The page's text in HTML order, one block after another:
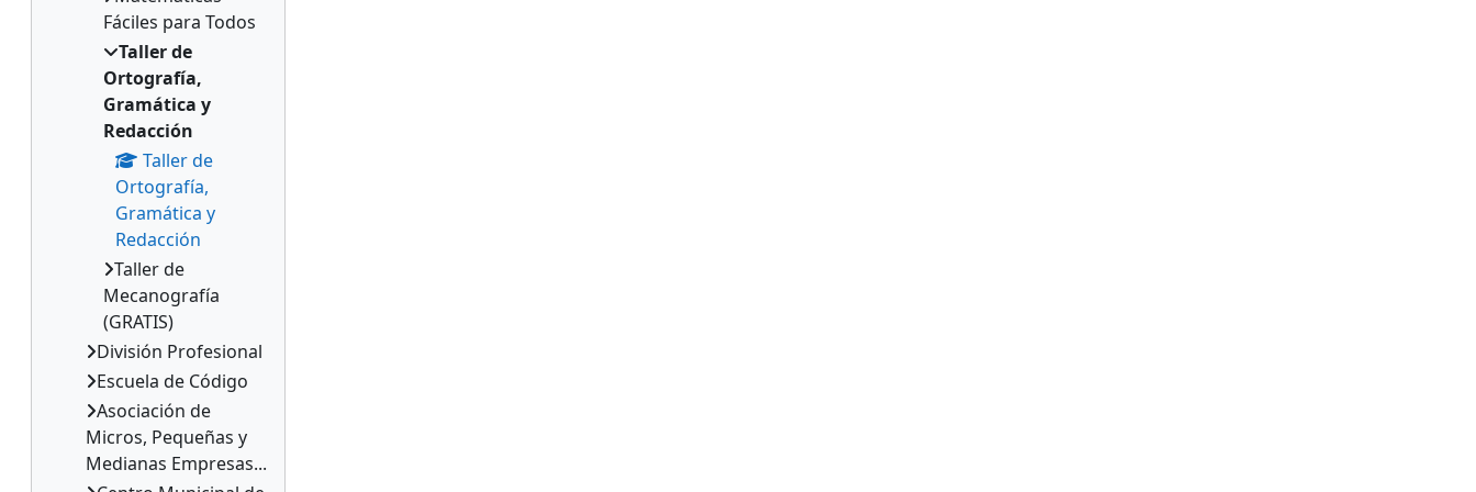
Fáciles para Todos
Taller de
Ortografía,
Gramática y
Redacción
Taller de
Ortografía,
Gramática y
Redacción
Taller de
Mecanografía
(GRATIS)
División Profesional
Escuela de Código
Asociación de
Micros, Pequeñas y
Medianas Empresas...